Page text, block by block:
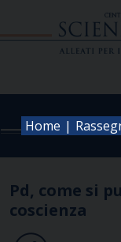
Home |
Pd, come si
coscienza